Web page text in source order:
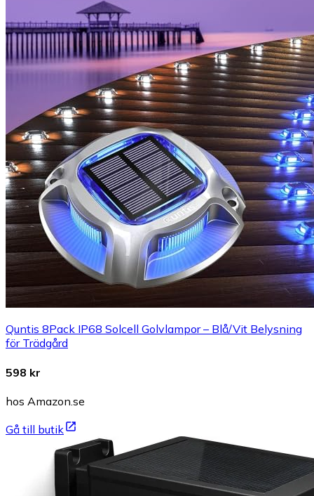
Quntis 8Pack IP68 Solcell Golvlampor – Blå/Vit Belysning
för Trädgård
598 kr
hos Amazon.se
Gå till butik